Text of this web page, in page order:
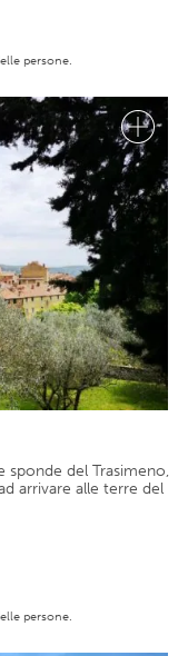
persone.
sponde del Trasimeno,
arrivare alle terre del
persone.